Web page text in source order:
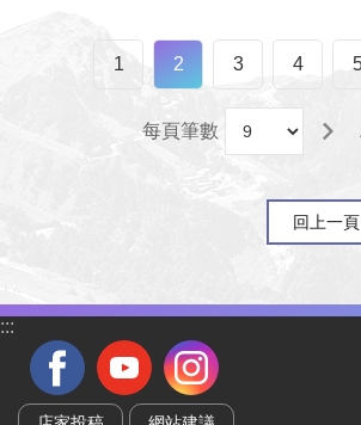
1 2 3 4
每頁筆數
回上一頁
:::